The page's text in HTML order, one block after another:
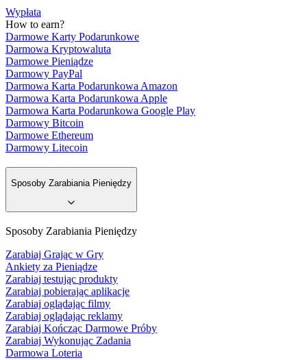
Wypłata
How to earn?
Darmowe Karty Podarunkowe
Darmowa Kryptowaluta
Darmowe Pieniądze
Darmowy PayPal
Darmowa Karta Podarunkowa Amazon
Darmowa Karta Podarunkowa Apple
Darmowa Karta Podarunkowa Google Play
Darmowy Bitcoin
Darmowe Ethereum
Darmowy Litecoin
Sposoby Zarabiania Pieniędzy
Sposoby Zarabiania Pieniędzy
Zarabiaj Grając w Gry
Ankiety za Pieniądze
Zarabiaj testując produkty
Zarabiaj pobierając aplikacje
Zarabiaj oglądając filmy
Zarabiaj oglądając reklamy
Zarabiaj Kończąc Darmowe Próby
Zarabiaj Wykonując Zadania
Darmowa Loteria